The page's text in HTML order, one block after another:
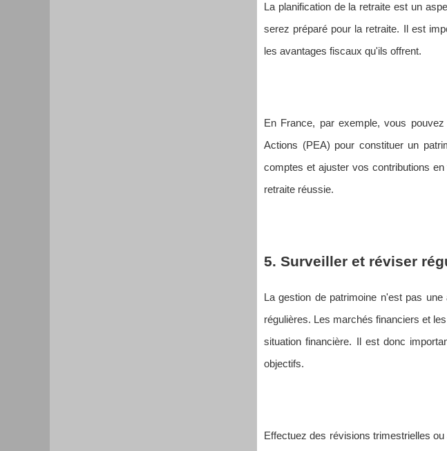
La planification de la retraite est un
serez préparé pour la retraite. Il est
les avantages fiscaux qu'ils offrent.
En France, par exemple, vous
Actions (PEA) pour constituer un
comptes et ajuster vos contributions
retraite réussie.
5. Surveiller et réviser
La gestion de patrimoine n'est pas
régulières. Les marchés financiers et
situation financière. Il est donc
objectifs.
Effectuez des révisions trimestrielles